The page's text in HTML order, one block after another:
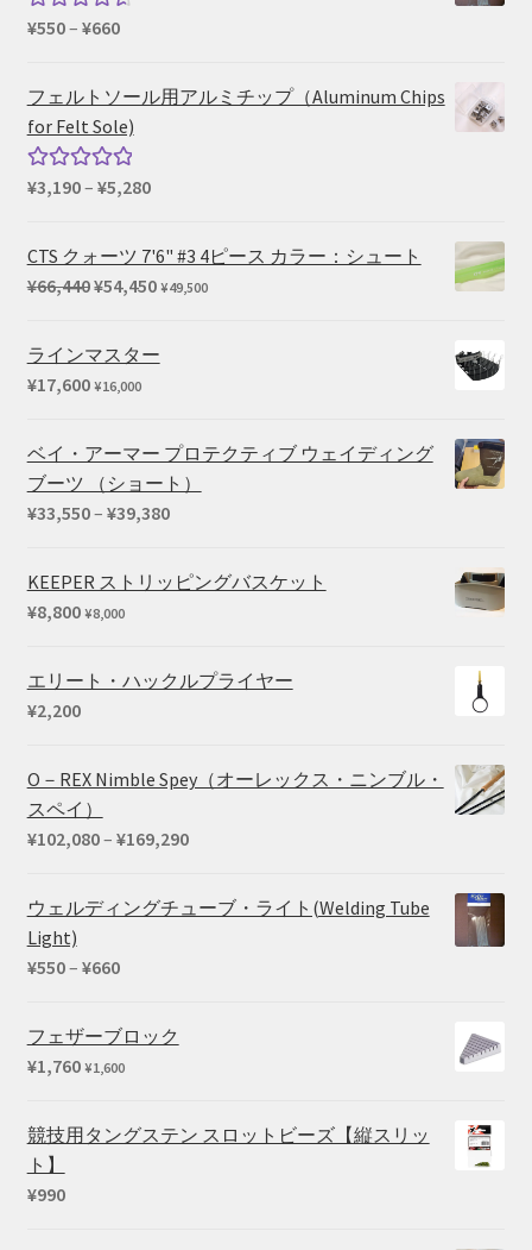
5段階中
¥550– ¥660価
帯:
¥550
–
フェルトソール用アルミチップ（Aluminum Chips
for Felt Sole)
5段階中
¥3,190– ¥5,280価
帯:
¥3,190
CTS クォーツ 7'6" #3 4ピース カラー：シュート
¥66,440元
価
で
し
た。
¥54,450現
¥54,450
で
す。
¥49,500
ラインマスター
¥17,600 ¥16,000
ベイ・アーマー プロテクティブ ウェイディング
ブーツ （ショート）
¥33,550– ¥39,380価
帯:
KEEPER ストリッピングバスケット
¥8,800 ¥8,000
エリート・ハックルプライヤー
¥2,200
O－REX Nimble Spey（オーレックス・ニンブル・
スペイ）
¥102,080– ¥169,290価
ウェルディングチューブ・ライト(Welding Tube
Light)
¥550– ¥660価
帯:
フェザーブロック
¥1,760 ¥1,600
競技用タングステン スロットビーズ【縦スリッ
ト】
¥990